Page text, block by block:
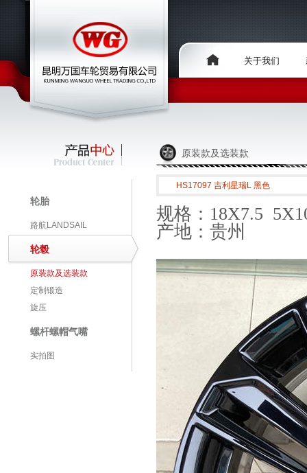
关于我们
原装款及选装款
HS17097 吉利星瑞L 黑色
规格：18X7.5
产地：贵州
轮胎
路航LANDSAIL
轮毂
原装款及选装款
定制锻造
旋压
螺杆螺帽气嘴
实拍图